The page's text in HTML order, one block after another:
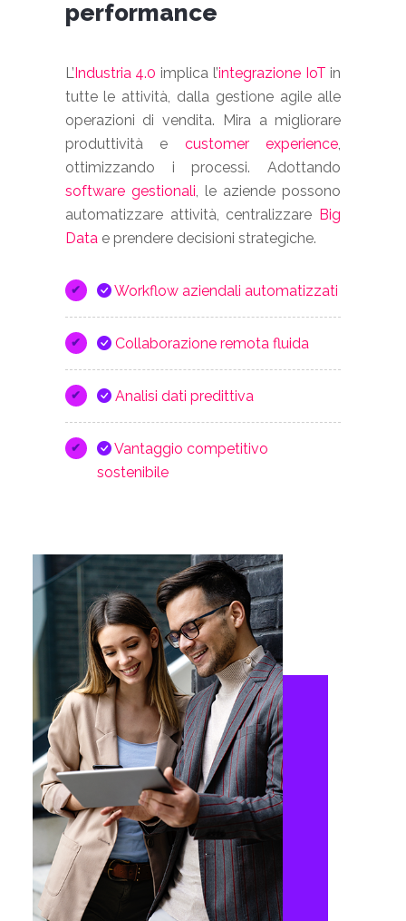
performance
L’Industria 4.0 implica l’integrazione IoT in
tutte le attività, dalla gestione agile alle
operazioni di vendita. Mira a migliorare
produttività e customer experience,
ottimizzando i processi. Adottando
software gestionali, le aziende possono
automatizzare attività, centralizzare Big
Datae prendere decisioni strategiche.
Workflow aziendali automatizzati
Collaborazione remota fluida
Analisi dati predittiva
Vantaggio competitivo
sostenibile